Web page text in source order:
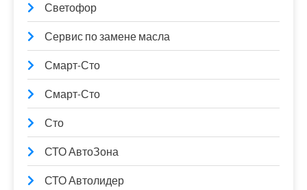
Светофор
Сервис по замене масла
Смарт-Сто
Смарт-Сто
Сто
СТО АвтоЗона
СТО Автолидер